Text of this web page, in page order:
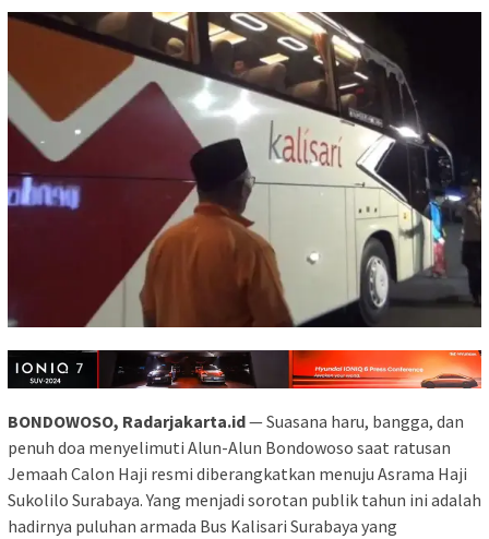
BONDOWOSO, Radarjakarta.id— Suasana haru, bangga, dan
penuh doa menyelimuti Alun-Alun Bondowoso saat ratusan
Jemaah Calon Haji resmi diberangkatkan menuju Asrama Haji
Sukolilo Surabaya. Yang menjadi sorotan publik tahun ini adalah
hadirnya puluhan armada Bus Kalisari Surabaya yang